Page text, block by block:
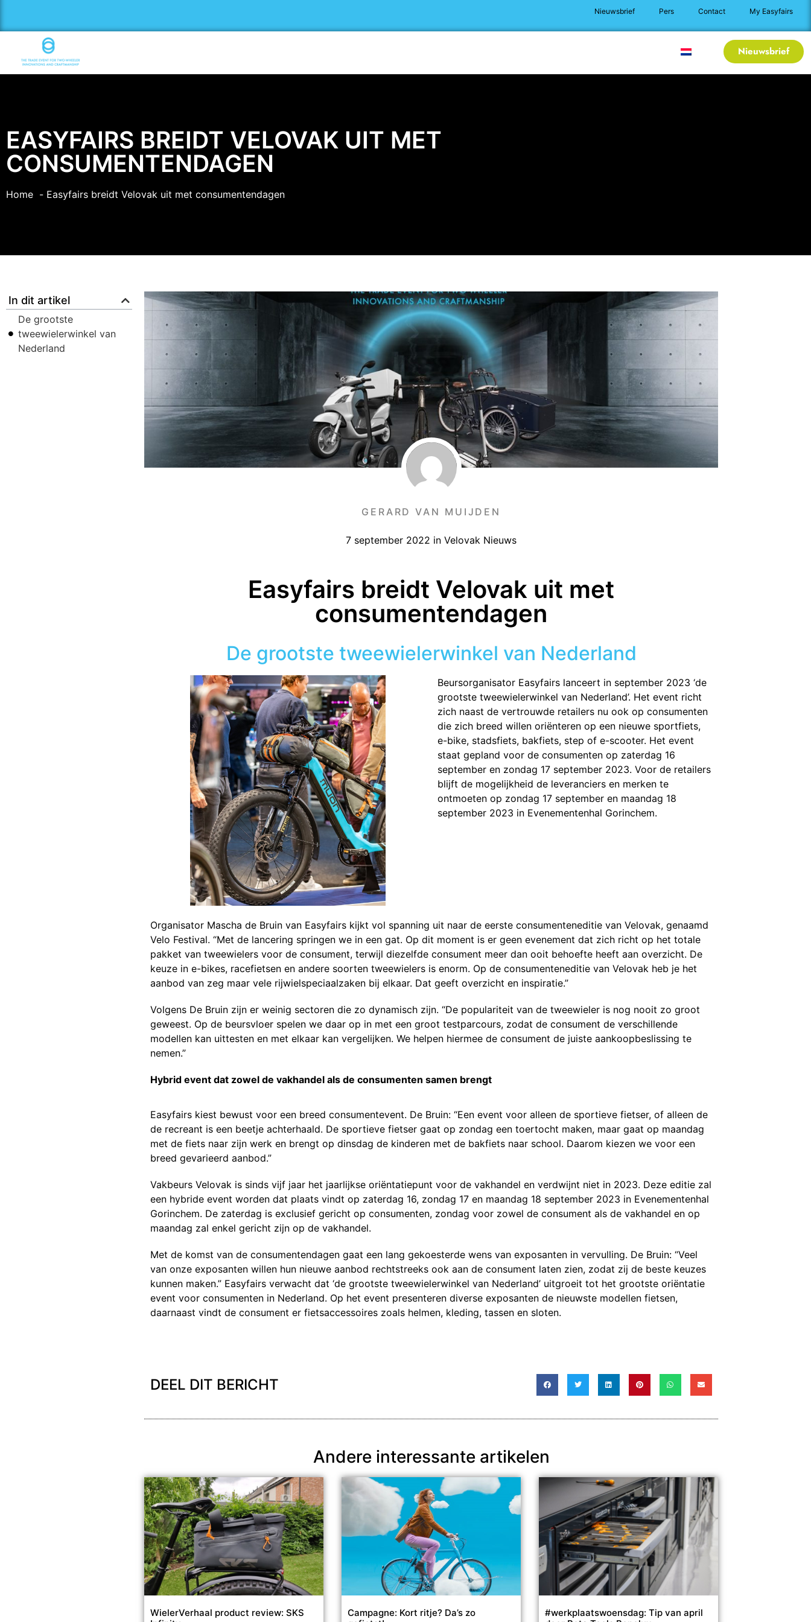
Nieuwsbrief Pers Contact My Easyfairs
Nieuwsbrief
EASYFAIRS BREIDT VELOVAK UIT MET
CONSUMENTENDAGEN
Home Easyfairs breidt Velovak uit met consumentendagen
In dit artikel
De grootste
tweewielerwinkel van
Nederland
GERARD VAN MUIJDEN
7 september 2022 inVelovak Nieuws
Easyfairs breidt Velovak uit met
consumentendagen
De grootste tweewielerwinkel van Nederland
Beursorganisator Easyfairs lanceert in september 2023 ‘de
grootste tweewielerwinkel van Nederland’. Het event richt
zich naast de vertrouwde retailers nu ook op consumenten
die zich breed willen oriënteren op een nieuwe sportfiets,
e-bike, stadsfiets, bakfiets, step of e-scooter. Het event
staat gepland voor de consumenten op zaterdag 16
september en zondag 17 september 2023. Voor de retailers
blijft de mogelijkheid de leveranciers en merken te
ontmoeten op zondag 17 september en maandag 18
september 2023 in Evenementenhal Gorinchem.
Organisator Mascha de Bruin van Easyfairs kijkt vol spanning uit naar de eerste consumenteneditie van Velovak, genaamd
Velo Festival. “Met de lancering springen we in een gat. Op dit moment is er geen evenement dat zich richt op het totale
pakket van tweewielers voor de consument, terwijl diezelfde consument meer dan ooit behoefte heeft aan overzicht. De
keuze in e-bikes, racefietsen en andere soorten tweewielers is enorm. Op de consumenteneditie van Velovak heb je het
aanbod van zeg maar vele rijwielspeciaalzaken bij elkaar. Dat geeft overzicht en inspiratie.”
Volgens De Bruin zijn er weinig sectoren die zo dynamisch zijn. “De populariteit van de tweewieler is nog nooit zo groot
geweest. Op de beursvloer spelen we daar op in met een groot testparcours, zodat de consument de verschillende
modellen kan uittesten en met elkaar kan vergelijken. We helpen hiermee de consument de juiste aankoopbeslissing te
nemen.”
Hybrid event dat zowel de vakhandel als de consumenten samen brengt
Easyfairs kiest bewust voor een breed consumentevent. De Bruin: “Een event voor alleen de sportieve fietser, of alleen de
de recreant is een beetje achterhaald. De sportieve fietser gaat op zondag een toertocht maken, maar gaat op maandag
met de fiets naar zijn werk en brengt op dinsdag de kinderen met de bakfiets naar school. Daarom kiezen we voor een
breed gevarieerd aanbod.”
Vakbeurs Velovak is sinds vijf jaar het jaarlijkse oriëntatiepunt voor de vakhandel en verdwijnt niet in 2023. Deze editie zal
een hybride event worden dat plaats vindt op zaterdag 16, zondag 17 en maandag 18 september 2023 in Evenementenhal
Gorinchem. De zaterdag is exclusief gericht op consumenten, zondag voor zowel de consument als de vakhandel en op
maandag zal enkel gericht zijn op de vakhandel.
Met de komst van de consumentendagen gaat een lang gekoesterde wens van exposanten in vervulling. De Bruin: “Veel
van onze exposanten willen hun nieuwe aanbod rechtstreeks ook aan de consument laten zien, zodat zij de beste keuzes
kunnen maken.” Easyfairs verwacht dat ‘de grootste tweewielerwinkel van Nederland’ uitgroeit tot het grootste oriëntatie
event voor consumenten in Nederland. Op het event presenteren diverse exposanten de nieuwste modellen fietsen,
daarnaast vindt de consument er fietsaccessoires zoals helmen, kleding, tassen en sloten.
DEEL DIT BERICHT
Andere interessante artikelen
WielerVerhaal product review: SKS
Campagne: Kort ritje? Da’s zo
#werkplaatswoensdag: Tip van april